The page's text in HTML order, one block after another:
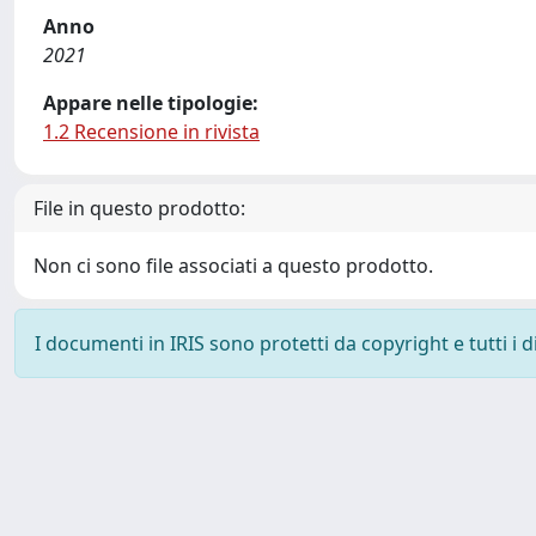
Anno
2021
Appare nelle tipologie:
1.2 Recensione in rivista
File in questo prodotto:
Non ci sono file associati a questo prodotto.
I documenti in IRIS sono protetti da copyright e tutti i